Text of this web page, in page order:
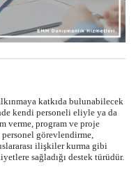
katkıda bulunabilecek
kendi personeli eliyle ya da
verme, program ve proje
personel görevlendirme,
ilişkiler kurma gibi
sağladığı destek türüdür.